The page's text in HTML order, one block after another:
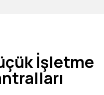
İşletme